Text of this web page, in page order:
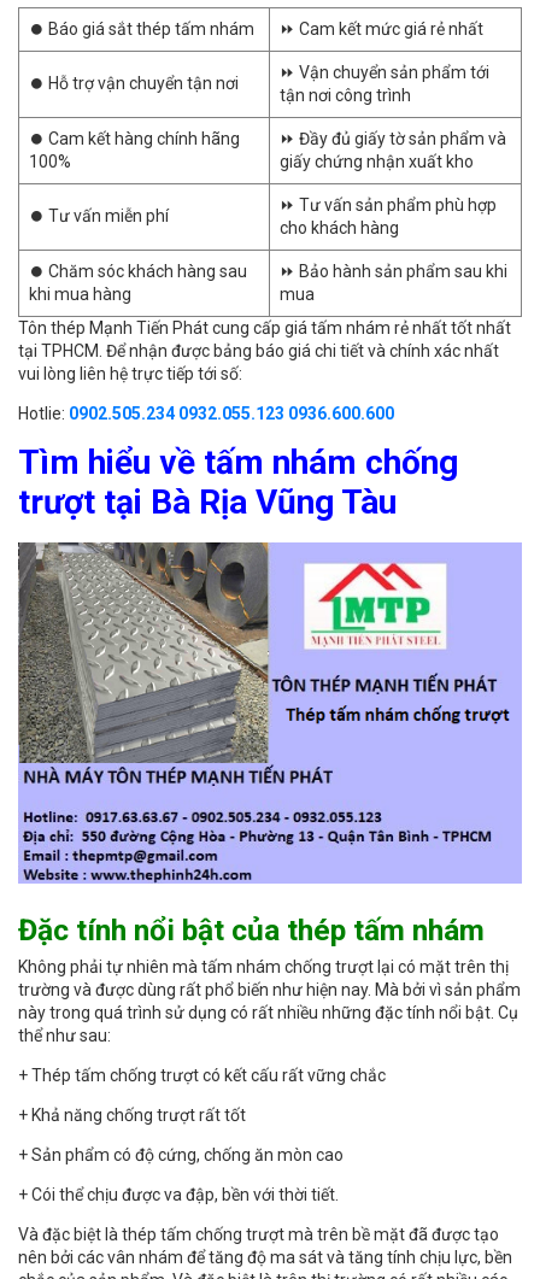
⏺️ Báo giá sắt thép tấm nhám ⏩ Cam kết mức giá rẻ nhất
⏺️ Hỗ trợ vận chuyển tận nơi
⏩ Vận chuyển sản phẩm tới
tận nơi công trình
⏺️ Cam kết hàng chính hãng
100%
⏩ Đầy đủ giấy tờ sản phẩm và
giấy chứng nhận xuất kho
⏺️ Tư vấn miễn phí
⏩ Tư vấn sản phẩm phù hợp
cho khách hàng
⏺️ Chăm sóc khách hàng sau
khi mua hàng
⏩ Bảo hành sản phẩm sau khi
mua
Tôn thép Mạnh Tiến Phát cung cấp giá tấm nhám rẻ nhất tốt nhất
tại TPHCM. Để nhận được bảng báo giá chi tiết và chính xác nhất
vui lòng liên hệ trực tiếp tới số:
Hotlie: 0902.505.234 0932.055.123 0936.600.600
Tìm hiểu về tấm nhám chống
trượt tại Bà Rịa Vũng Tàu
Đặc tính nổi bật của thép tấm nhám
Không phải tự nhiên mà tấm nhám chống trượt lại có mặt trên thị
trường và được dùng rất phổ biến như hiện nay. Mà bởi vì sản phẩm
này trong quá trình sử dụng có rất nhiều những đặc tính nổi bật. Cụ
thể như sau:
+ Thép tấm chống trượt có kết cấu rất vững chắc
+ Khả năng chống trượt rất tốt
+ Sản phẩm có độ cứng, chống ăn mòn cao
+ Cói thể chịu được va đập, bền với thời tiết.
Và đặc biệt là thép tấm chống trượt mà trên bề mặt đã được tạo
nên bởi các vân nhám để tăng độ ma sát và tăng tính chịu lực, bền